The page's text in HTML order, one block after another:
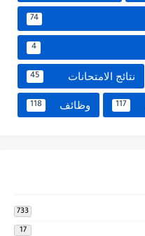
74
4
نتائج الامتحانات 45
117 وظائف 118
733
17